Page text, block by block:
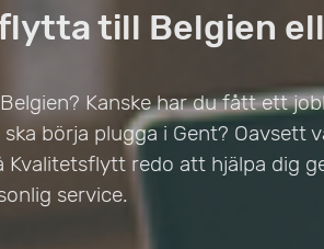
till Belgien
Kanske har du fått ett
börja plugga i Gent? Oavsett
Kvalitetsflytt redo att hjälpa dig
service.